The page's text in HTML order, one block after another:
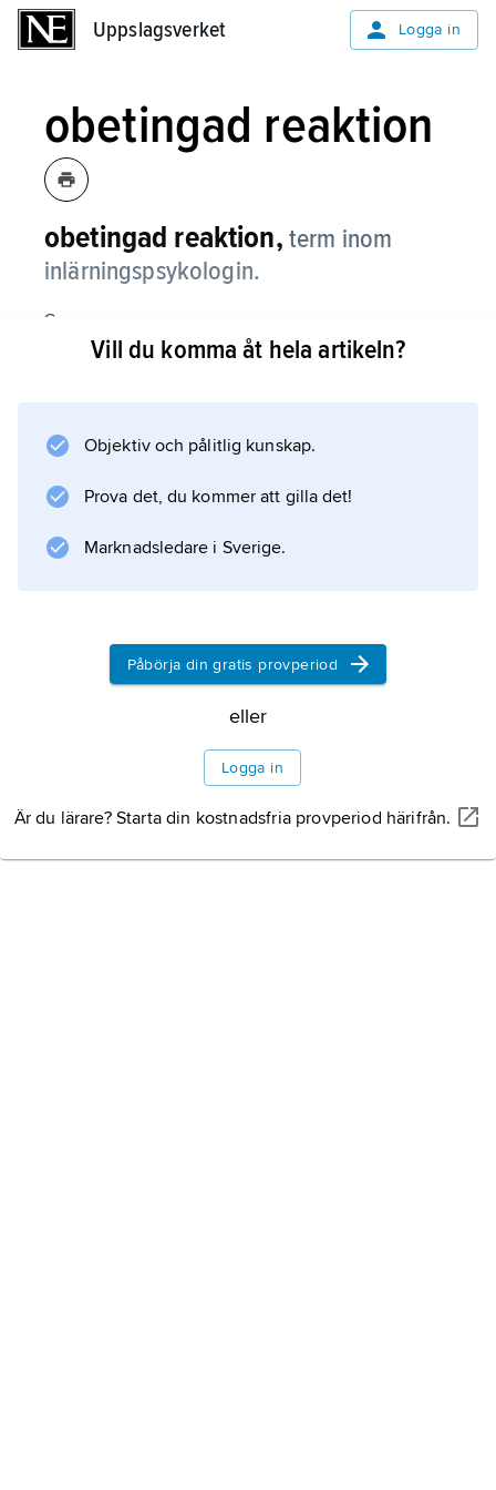
Uppslagsverket Logga in
obetingad reaktion
obetingad reaktion, term inom
inlärningspsykologin.
Se
betingning
Information om artikeln
Vill du komma åt hela artikeln?
Objektiv och pålitlig kunskap.
Prova det, du kommer att gilla det!
Marknadsledare i Sverige.
Påbörja din gratis provperiod
eller
Logga in
Är du lärare? Starta din kostnadsfria provperiod härifrån.